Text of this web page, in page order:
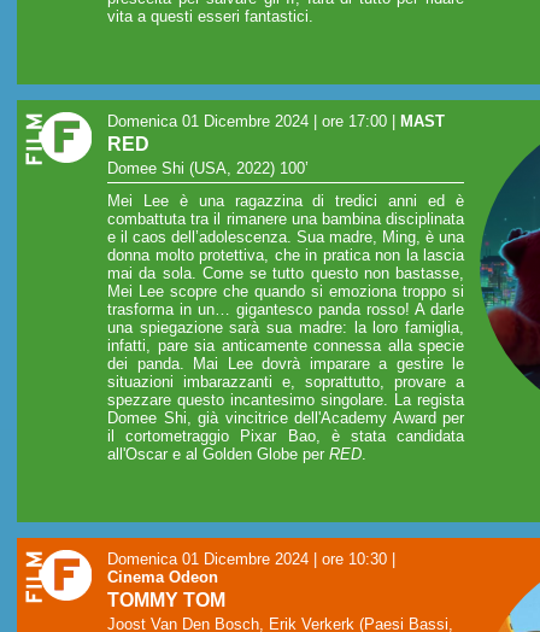
vita a questi esseri fantastici.
Domenica 01 Dicembre 2024 | ore 17:00 MAST
RED
Domee Shi (USA, 2022) 100’
Mei Lee è una ragazzina di tredici anni ed è
combattuta tra il rimanere una bambina disciplinata
e il caos dell’adolescenza. Sua madre, Ming, è una
donna molto protettiva, che in pratica non la lascia
mai da sola. Come se tutto questo non bastasse,
Mei Lee scopre che quando si emoziona troppo si
trasforma in un… gigantesco panda rosso! A darle
una spiegazione sarà sua madre: la loro famiglia,
infatti, pare sia anticamente connessa alla specie
dei panda. Mai Lee dovrà imparare a gestire le
situazioni imbarazzanti e, soprattutto, provare a
spezzare questo incantesimo singolare. La regista
Domee Shi, già vincitrice dell'Academy Award per
il cortometraggio Pixar Bao, è stata candidata
all'Oscar e al Golden Globe per RED
Domenica 01 Dicembre 2024 | ore 10:30
Cinema Odeon
TOMMY TOM
Joost Van Den Bosch, Erik Verkerk (Paesi Bassi,